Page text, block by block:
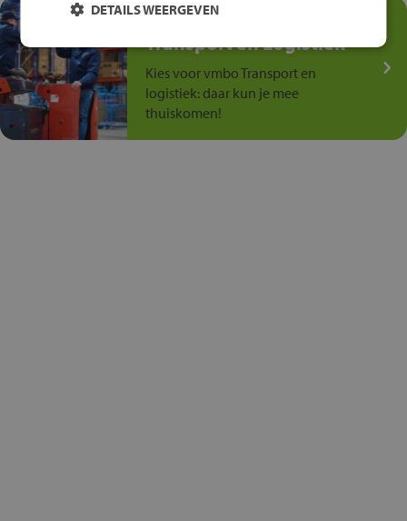
Jouw talent in de
Transport en Logistiek
Kies voor vmbo Transport en
logistiek: daar kun je mee
thuiskomen!
DETAILS WEERGEVEN